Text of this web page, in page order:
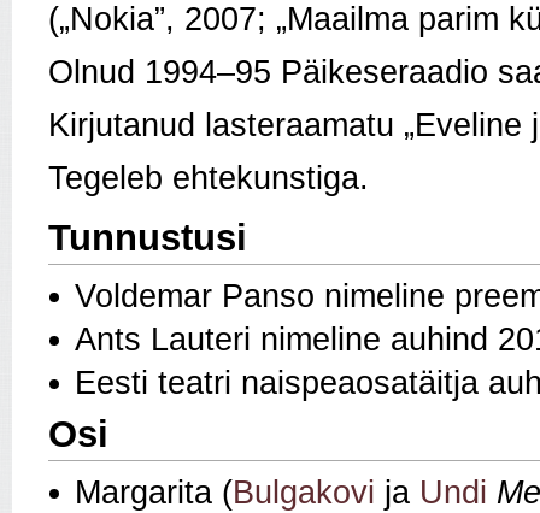
(„Nokia”, 2007; „Maailma parim
Olnud 1994–95 Päikeseraadio
Kirjutanud lasteraamatu „Eveline
Tegeleb ehtekunstiga.
Tunnustusi
Voldemar Panso nimeline
Ants Lauteri nimeline auhind
Eesti teatri naispeaosatäitja
Osi
Margarita (Bulgakovi ja Undi